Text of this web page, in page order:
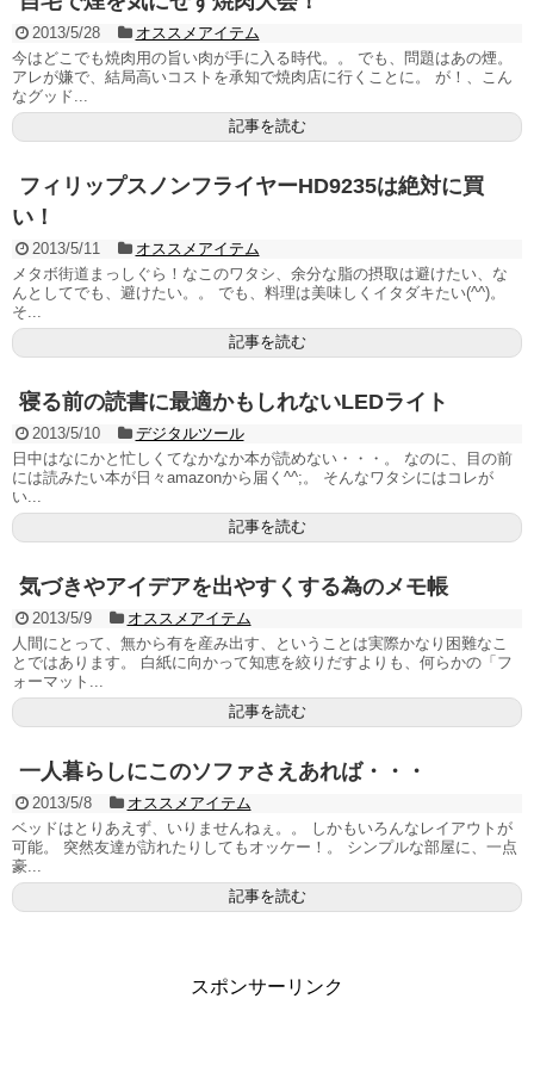
2013/5/28
オススメアイテム
今はどこでも焼肉用の旨い肉が手に入る時代。。 でも、問題はあの煙。
アレが嫌で、結局高いコストを承知で焼肉店に行くことに。 が！、こん
なグッド...
記事を読む
フィリップスノンフライヤーHD9235は絶対に買
い！
2013/5/11
オススメアイテム
メタボ街道まっしぐら！なこのワタシ、余分な脂の摂取は避けたい、な
んとしてでも、避けたい。。 でも、料理は美味しくイタダキたい(^^)。
そ...
記事を読む
寝る前の読書に最適かもしれないLEDライト
2013/5/10
デジタルツール
日中はなにかと忙しくてなかなか本が読めない・・・。 なのに、目の前
には読みたい本が日々amazonから届く^^;。 そんなワタシにはコレが
い...
記事を読む
気づきやアイデアを出やすくする為のメモ帳
2013/5/9
オススメアイテム
人間にとって、無から有を産み出す、ということは実際かなり困難なこ
とではあります。 白紙に向かって知恵を絞りだすよりも、何らかの「フ
ォーマット...
記事を読む
一人暮らしにこのソファさえあれば・・・
2013/5/8
オススメアイテム
ベッドはとりあえず、いりませんねぇ。。 しかもいろんなレイアウトが
可能。 突然友達が訪れたりしてもオッケー！。 シンプルな部屋に、一点
豪...
記事を読む
スポンサーリンク